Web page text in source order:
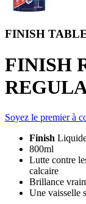
FINISH
FINISH
Soyez le premier à
Finish
800ml
Lutte contre
calcaire
Brillance
Une vaisselle